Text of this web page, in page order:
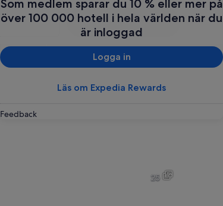
Som medlem sparar du 10 % eller mer på
över 100 000 hotell i hela världen när du
är inloggad
Logga in
Läs om Expedia Rewards
Feedback
Sök
25